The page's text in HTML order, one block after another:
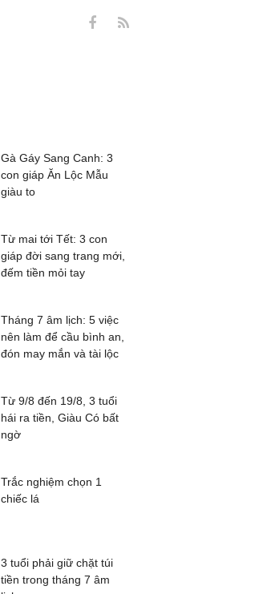
Gà Gáy Sang Canh: 3
con giáp Ăn Lộc Mẫu
giàu to
Từ mai tới Tết: 3 con
giáp đời sang trang mới,
đếm tiền mỏi tay
Tháng 7 âm lịch: 5 việc
nên làm để cầu bình an,
đón may mắn và tài lộc
Từ 9/8 đến 19/8, 3 tuổi
hái ra tiền, Giàu Có bất
ngờ
Trắc nghiệm chọn 1
chiếc lá
3 tuổi phải giữ chặt túi
tiền trong tháng 7 âm